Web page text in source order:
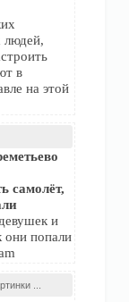
людей,
в
на этой
самолёт,
и
они попали
...